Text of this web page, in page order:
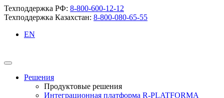
Техподдержка РФ: 8-800-600-12-12
Техподдержка Казахстан: 8-800-080-65-55
EN
Решения
Продуктовые решения
Интеграционная платформа R-PLATFORMA